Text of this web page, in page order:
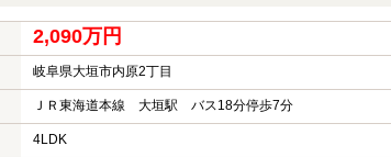
2,090万円
岐阜県大垣市内原2丁目
ＪＲ東海道本線 大垣駅 バス18分停歩7分
4LDK